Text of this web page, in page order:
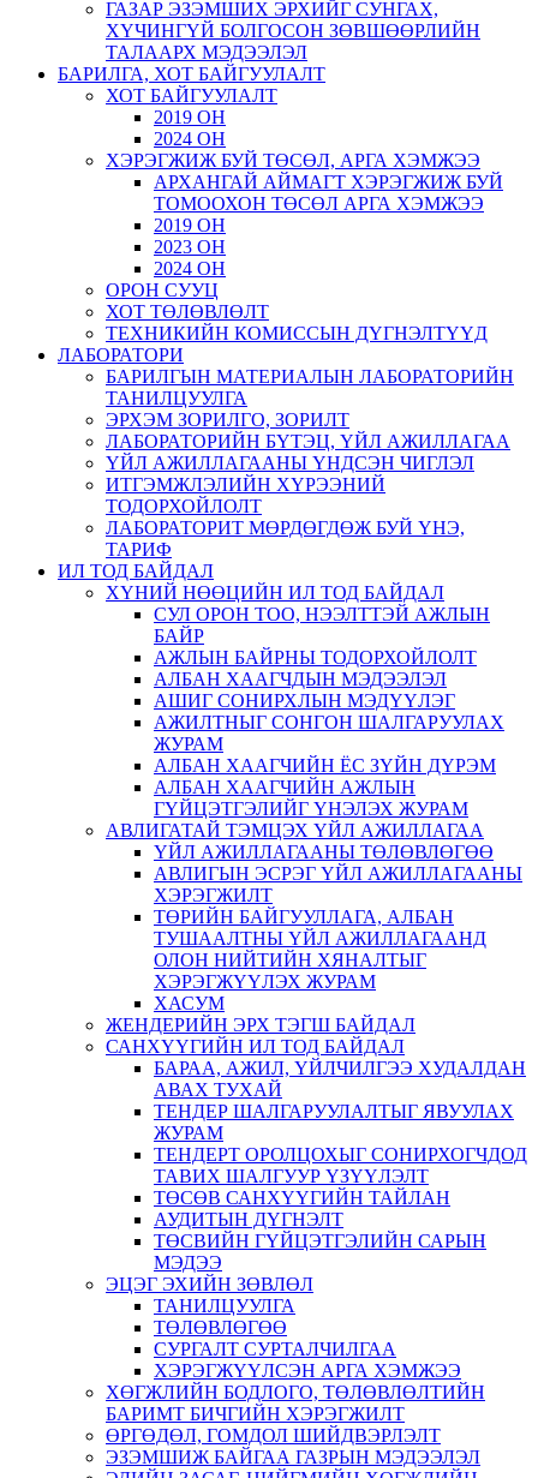
ГАЗАР ЭЗЭМШИХ ЭРХИЙГ СУНГАХ,
ХҮЧИНГҮЙ БОЛГОСОН ЗӨВШӨӨРЛИЙН
ТАЛААРХ МЭДЭЭЛЭЛ
БАРИЛГА, ХОТ БАЙГУУЛАЛТ
ХОТ БАЙГУУЛАЛТ
2019 ОН
2024 ОН
ХЭРЭГЖИЖ БУЙ ТӨСӨЛ, АРГА ХЭМЖЭЭ
АРХАНГАЙ АЙМАГТ ХЭРЭГЖИЖ БУЙ
ТОМООХОН ТӨСӨЛ АРГА ХЭМЖЭЭ
2019 ОН
2023 ОН
2024 ОН
ОРОН СУУЦ
ХОТ ТӨЛӨВЛӨЛТ
ТЕХНИКИЙН КОМИССЫН ДҮГНЭЛТҮҮД
ЛАБОРАТОРИ
БАРИЛГЫН МАТЕРИАЛЫН ЛАБОРАТОРИЙН
ТАНИЛЦУУЛГА
ЭРХЭМ ЗОРИЛГО, ЗОРИЛТ
ЛАБОРАТОРИЙН БҮТЭЦ, ҮЙЛ АЖИЛЛАГАА
ҮЙЛ АЖИЛЛАГААНЫ ҮНДСЭН ЧИГЛЭЛ
ИТГЭМЖЛЭЛИЙН ХҮРЭЭНИЙ
ТОДОРХОЙЛОЛТ
ЛАБОРАТОРИТ МӨРДӨГДӨЖ БУЙ ҮНЭ,
ТАРИФ
ИЛ ТОД БАЙДАЛ
ХҮНИЙ НӨӨЦИЙН ИЛ ТОД БАЙДАЛ
СУЛ ОРОН ТОО, НЭЭЛТТЭЙ АЖЛЫН
БАЙР
АЖЛЫН БАЙРНЫ ТОДОРХОЙЛОЛТ
АЛБАН ХААГЧДЫН МЭДЭЭЛЭЛ
АШИГ СОНИРХЛЫН МЭДҮҮЛЭГ
АЖИЛТНЫГ СОНГОН ШАЛГАРУУЛАХ
ЖУРАМ
АЛБАН ХААГЧИЙН ЁС ЗҮЙН ДҮРЭМ
АЛБАН ХААГЧИЙН АЖЛЫН
ГҮЙЦЭТГЭЛИЙГ ҮНЭЛЭХ ЖУРАМ
АВЛИГАТАЙ ТЭМЦЭХ ҮЙЛ АЖИЛЛАГАА
ҮЙЛ АЖИЛЛАГААНЫ ТӨЛӨВЛӨГӨӨ
АВЛИГЫН ЭСРЭГ ҮЙЛ АЖИЛЛАГААНЫ
ХЭРЭГЖИЛТ
ТӨРИЙН БАЙГУУЛЛАГА, АЛБАН
ТУШААЛТНЫ ҮЙЛ АЖИЛЛАГААНД
ОЛОН НИЙТИЙН ХЯНАЛТЫГ
ХЭРЭГЖҮҮЛЭХ ЖУРАМ
ХАСУМ
ЖЕНДЕРИЙН ЭРХ ТЭГШ БАЙДАЛ
САНХҮҮГИЙН ИЛ ТОД БАЙДАЛ
БАРАА, АЖИЛ, ҮЙЛЧИЛГЭЭ ХУДАЛДАН
АВАХ ТУХАЙ
ТЕНДЕР ШАЛГАРУУЛАЛТЫГ ЯВУУЛАХ
ЖУРАМ
ТЕНДЕРТ ОРОЛЦОХЫГ СОНИРХОГЧДОД
ТАВИХ ШАЛГУУР ҮЗҮҮЛЭЛТ
ТӨСӨВ САНХҮҮГИЙН ТАЙЛАН
АУДИТЫН ДҮГНЭЛТ
ТӨСВИЙН ГҮЙЦЭТГЭЛИЙН САРЫН
МЭДЭЭ
ЭЦЭГ ЭХИЙН ЗӨВЛӨЛ
ТАНИЛЦУУЛГА
ТӨЛӨВЛӨГӨӨ
СУРГАЛТ СУРТАЛЧИЛГАА
ХЭРЭГЖҮҮЛСЭН АРГА ХЭМЖЭЭ
ХӨГЖЛИЙН БОДЛОГО, ТӨЛӨВЛӨЛТИЙН
БАРИМТ БИЧГИЙН ХЭРЭГЖИЛТ
ӨРГӨДӨЛ, ГОМДОЛ ШИЙДВЭРЛЭЛТ
ЭЗЭМШИЖ БАЙГАА ГАЗРЫН МЭДЭЭЛЭЛ